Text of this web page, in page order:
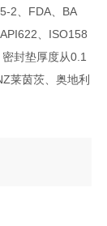
2、 FDA、 BA
、ISO158
封垫厚度从0.1
莱茵茨、奥地利